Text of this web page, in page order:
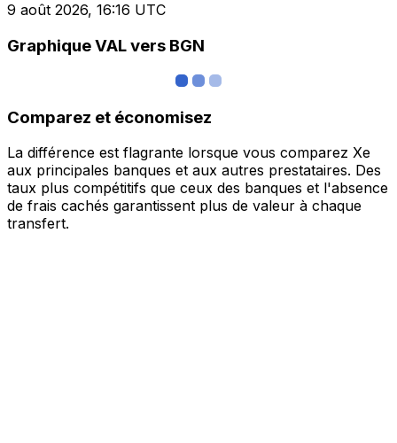
9 août 2026, 16:16 UTC
Graphique VAL vers BGN
Comparez et économisez
La différence est flagrante lorsque vous comparez Xe
aux principales banques et aux autres prestataires. Des
taux plus compétitifs que ceux des banques et l'absence
de frais cachés garantissent plus de valeur à chaque
transfert.